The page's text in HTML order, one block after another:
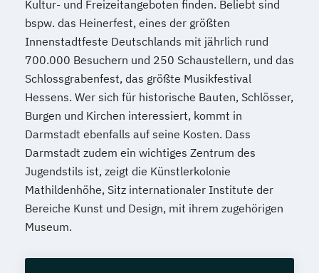
Kultur- und Freizeitangeboten finden. Beliebt sind
bspw. das Heinerfest, eines der größten
Innenstadtfeste Deutschlands mit jährlich rund
700.000 Besuchern und 250 Schaustellern, und das
Schlossgrabenfest, das größte Musikfestival
Hessens. Wer sich für historische Bauten, Schlösser,
Burgen und Kirchen interessiert, kommt in
Darmstadt ebenfalls auf seine Kosten. Dass
Darmstadt zudem ein wichtiges Zentrum des
Jugendstils ist, zeigt die Künstlerkolonie
Mathildenhöhe, Sitz internationaler Institute der
Bereiche Kunst und Design, mit ihrem zugehörigen
Museum.